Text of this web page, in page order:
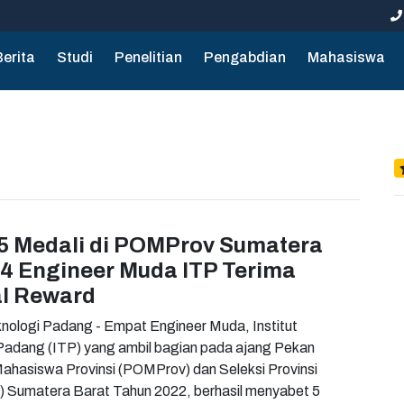
Studi Penelitian Pengabdian Mahasiswa
Medali di POMProv Sumatera
Engineer Muda ITP Terima
Reward
Padang - Empat Engineer Muda, Institut
(ITP) yang ambil bagian pada ajang Pekan
Provinsi (POMProv) dan Seleksi Provinsi
Sumatera Barat Tahun 2022, berhasil menyabet 5